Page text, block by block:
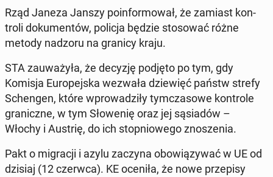
Rząd Janeza Janszy po­in­for­mo­wał, że zamiast kon­
tro­li do­ku­men­tów, policja będzie sto­so­wać różne
metody nadzoru na granicy kraju.
STA za­uwa­ży­ła, że decyzję podjęto po tym, gdy
Komisja Eu­ro­pej­ska wezwała dzie­więć państw strefy
Schen­gen, które wpro­wa­dzi­ły tym­cza­so­we kon­tro­le
gra­nicz­ne, w tym Sło­we­nię oraz jej są­sia­dów –
Włochy i Austrię, do ich stop­nio­we­go zno­sze­nia.
Pakt o mi­gra­cji i azylu zaczyna obo­wią­zy­wać w UE od
dzisiaj (12 czerwca). KE oceniła, że nowe prze­pi­sy